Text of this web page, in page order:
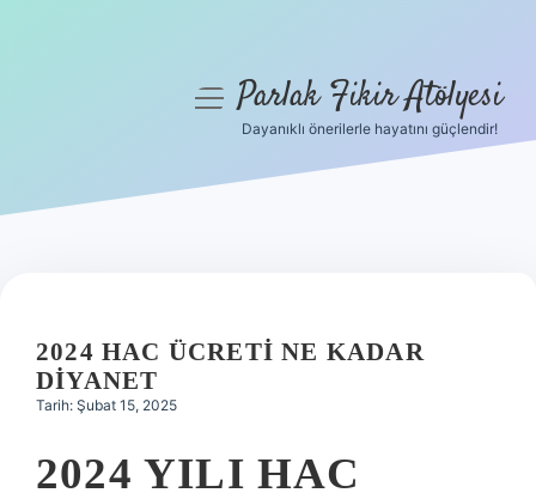
Hakkımızda
menüyüParlak Fikir Atölyesi
Dayanıklı önerilerle hayatını güçlendir!
2024 HAC ÜCRETI NE KADAR
DIYANET
Tarih: Şubat 15, 2025
2024 YILI HAC